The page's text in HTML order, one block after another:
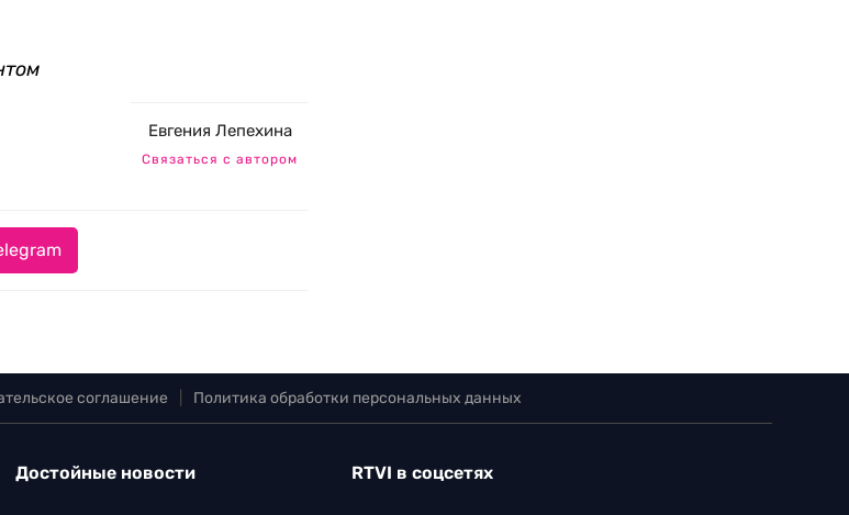
Евгения Лепехина
Связаться с автором
соглашение Политика обработки персональных данных
Достойные новости RTVI в соцсетях